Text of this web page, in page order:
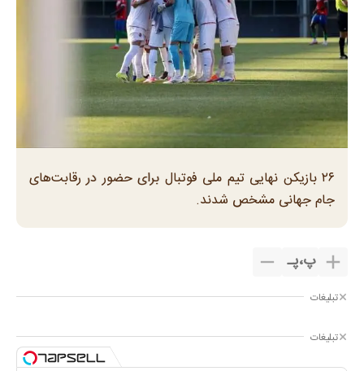
۲۶ بازیکن نهایی تیم ملی فوتبال برای حضور در رقابت‌های
جام جهانی مشخص شدند.
پ،پـ
تبلیغات
تبلیغات